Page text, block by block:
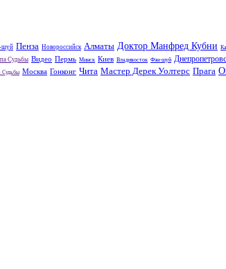
шуй Пенза Новороссийск Алматы Доктор Манфред Кубни
Судьбы Видео Пермь Минск Киев Владивосток Фэн-шуй
Судьбы Москва Гонконг Чита Мастер Дерек Уолтерс Прага